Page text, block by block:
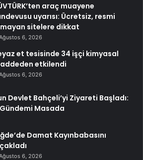
araç muayene
uyarısı: Ücretsiz, resmi
sitelere dikkat
6, 2026
et tesisinde 34 işçi kimyasal
etkilendi
6, 2026
Devlet Bahçeli’yi Ziyareti Başladı:
Masada
Damat Kayınbabasını
6, 2026